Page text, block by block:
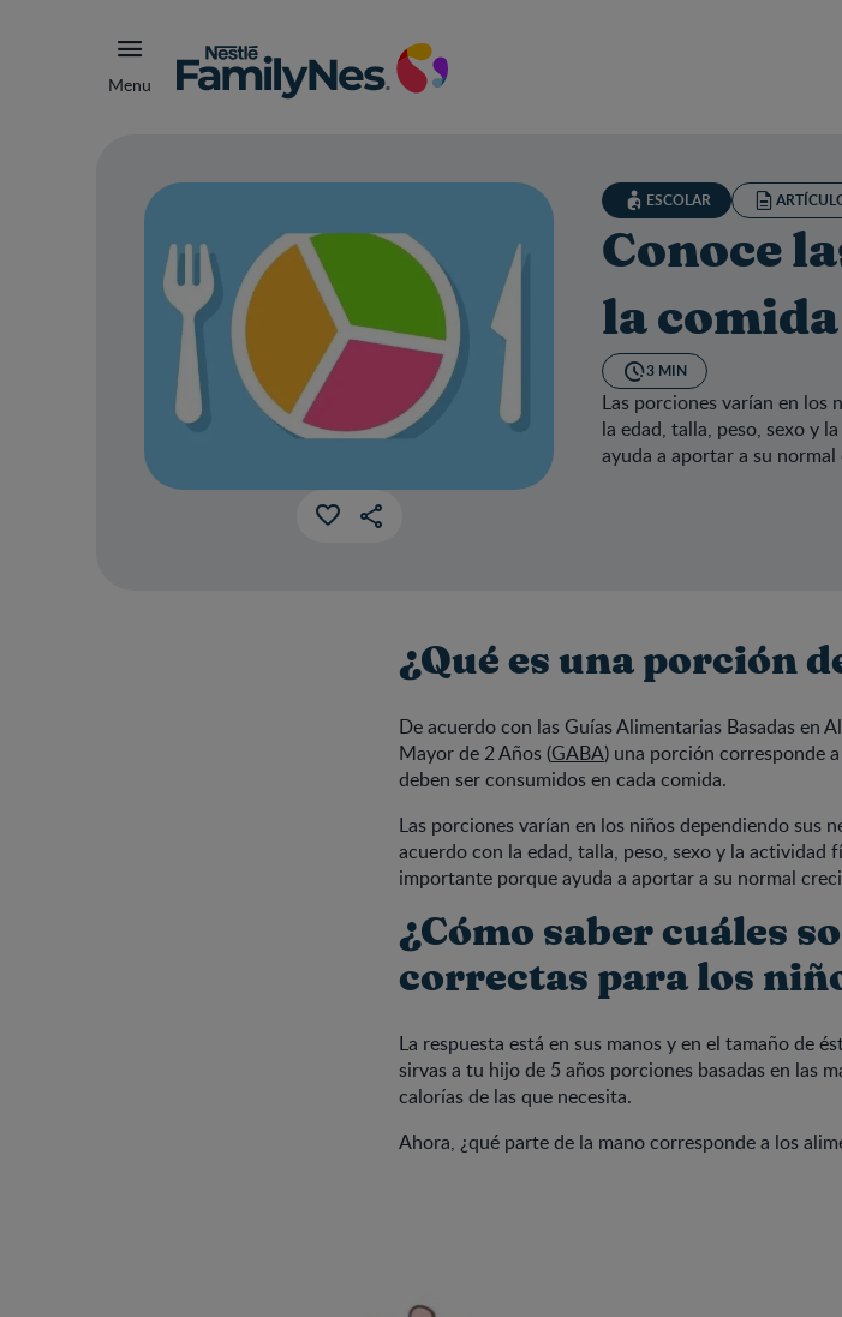
Menu
ESCOLAR
Conoce
la
3 MIN
Las porciones varían en los
la edad, talla, peso, sexo y
ayuda a aportar a su
¿Qué es una porción
De acuerdo con las Guías Alimentarias Basadas en
Mayor de 2 Años (GABA) una porción corresponde
deben ser consumidos en cada comida.
Las porciones varían en los niños dependiendo sus
acuerdo con la edad, talla, peso, sexo y la actividad
importante porque ayuda a aportar a su normal
¿Cómo saber cuáles
correctas para los
La respuesta está en sus manos y en el tamaño de
sirvas a tu hijo de 5 años porciones basadas en las
calorías de las que necesita.
Ahora, ¿qué parte de la mano corresponde a los